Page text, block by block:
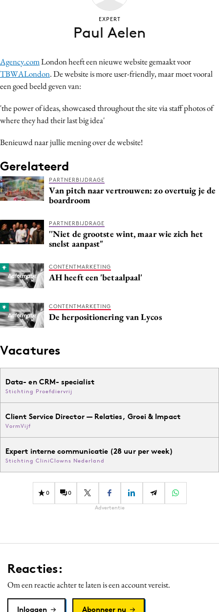
Craft
Customer Experience
Design
Digital transformation
Diversiteit
Gedragsverandering
Influencer marketing
Interne communicatie
Media
Merkstrategie
Programmatic
Purpose Marketing
Reputatie & crisis
Agency.comLondon heeft een nieuwe website gemaakt voor
TBWALondon. De website is more user-friendly, maar moet vooral
een goed beeld geven van:
'the power of ideas, showcased throughout the site via staff photos of
where they had their last big idea'
Benieuwd naar jullie mening over de website!
Gerelateerd
PARTNERBIJDRAGE
Van pitch naar vertrouwen: zo overtuig je de
boardroom
PARTNERBIJDRAGE
''Niet de grootste wint, maar wie zich het
snelst aanpast"
CONTENTMARKETING
AH heeft een 'betaalpaal'
CONTENTMARKETING
De herpositionering van Lycos
Vacatures
Data- en CRM- specialist
Stichting Proefdiervrij
Client Service Director — Relaties, Groei & Impact
VormVijf
Expert interne communicatie (28 uur per week)
Stichting CliniClowns Nederland
0 0
Advertentie
Reacties:
Om een reactie achter te laten is een account vereist.
Inloggen Abonneer nu
EXPERT
Paul Aelen